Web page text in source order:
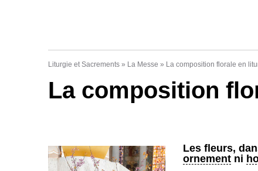
Liturgie et Sacrements » La Messe » La composition florale en
La composition
Les fleurs,
ornement ni